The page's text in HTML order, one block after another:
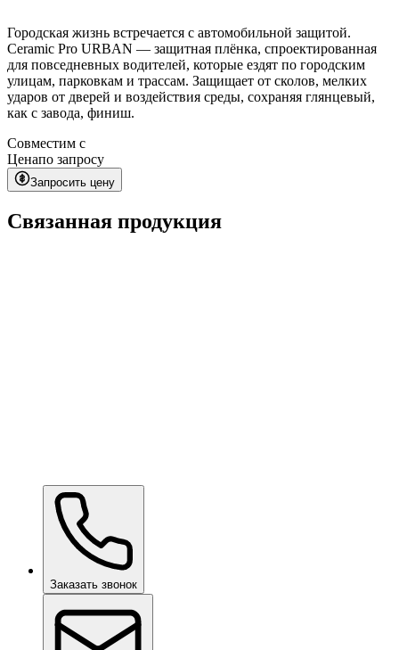
Городская жизнь встречается с автомобильной защитой.
Ceramic Pro URBAN — защитная плёнка, спроектированная
для повседневных водителей, которые ездят по городским
улицам, парковкам и трассам. Защищает от сколов, мелких
ударов от дверей и воздействия среды, сохраняя глянцевый,
как с завода, финиш.
Совместим с
Ценапо запросу
Запросить цену
Связанная продукция
Ceramic Pro PPFпо запросу
Заказать звонок